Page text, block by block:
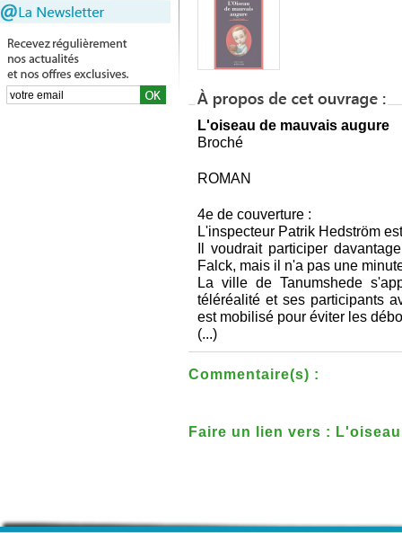
L'oiseau de mauvais augure
Broché
ROMAN
4e de couverture :
L'inspecteur Patrik Hedström
Il voudrait participer
Falck, mais il n'a pas une
La ville de Tanumshede
téléréalité et ses participants
est mobilisé pour éviter les
(...)
Commentaire(s) :
Faire un lien vers :